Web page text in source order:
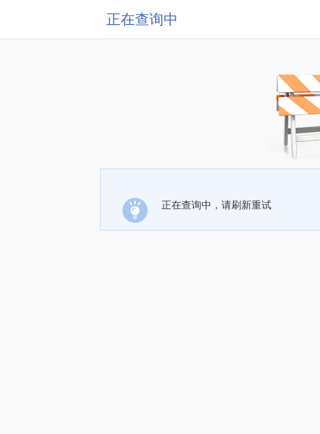
正在查询中
正在查询中，请刷新重试